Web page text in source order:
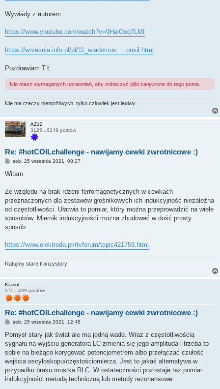
Wywiady z autorem:
https://www.youtube.com/watch?v=9HaiOeq7LMI
https://wrzesnia.info.pl/pl/11_wiadomos ... onsil.html
Pozdrawiam T.Ł.
Nie masz wymaganych uprawnień, aby zobaczyć pliki załączone do tego posta.
Nie ma rzeczy niemożliwych, tylko człowiek jest leniwy...
AZ12
3125...6249 postów
Re: #hotCOILchallenge - nawijamy cewki zwrotnicowe :)
P
s
sob, 25 września 2021, 08:27
Witam
Ze względu na brak rdzeni ferromagnetycznych w cewkach
przeznaczonych dla zestawów głośnikowych ich indukcyjność niezależna
od częstotliwości. Ułatwia to pomiar, który można przeprowadzić na wiele
sposobów. Miernik indukcyjności można zbudować w dość prosty
sposób.
https://www.elektroda.pl/rtvforum/topic421759.html
Ratujmy stare tranzystory!
Krasul
375...499 postów
Re: #hotCOILchallenge - nawijamy cewki zwrotnicowe :)
P
s
sob, 25 września 2021, 12:48
Pomysł stary jak świat ale ma jedną wadę. Wraz z częstotliwością
sygnału na wyjściu generatora LC zmienia się jego amplituda i trzeba to
sobie na bieżąco korygować potencjometrem albo przełączać czułość
wejścia oscyloskopu/częstościomierza. Jest to jakaś alternatywa w
przypadku braku mostka RLC. W ostateczności pozostaje też pomiar
indukcyjności metodą techniczną lub metody rezonansowe.